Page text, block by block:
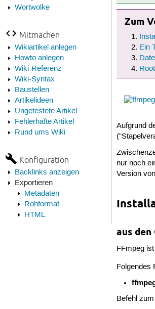
Wortwolke
Mitmachen
Wikiartikel anlegen
Howto anlegen
Wiki-Referenz
Wiki-Syntax
Baustellen
Artikelideen
Ungetestete Artikel
Fehlerhafte Artikel
Rund ums Wiki
Konfiguration
Backlinks anzeigen
Exportieren
Metadaten
Rohformat
HTML
Zum
Ein
Aufgrund
nur noch
Version
aus den
FFmpeg
Folgendes
Befehl